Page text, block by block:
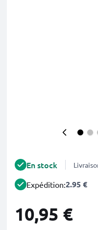
En stock
Expédition:2.95 €
10,95 €